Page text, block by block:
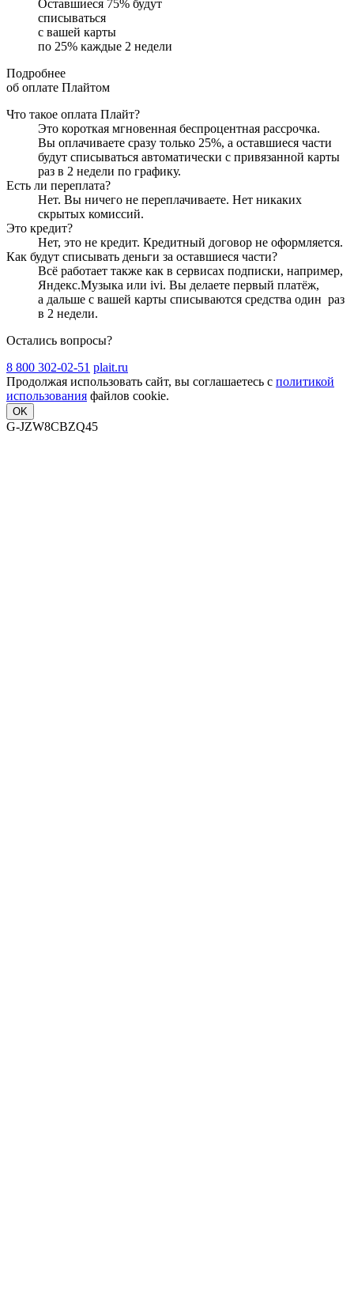
Оставшиеся 75% будут
списываться
с вашей карты
по 25% каждые 2 недели
Подробнее
об оплате Плайтом
Что такое оплата Плайт?
Это короткая мгновенная беспроцентная рассрочка.
Вы оплачиваете сразу только 25%, а оставшиеся части
будут списываться автоматически с привязанной карты
раз в 2 недели по графику.
Есть ли переплата?
Нет. Вы ничего не переплачиваете. Нет никаких
скрытых комиссий.
Это кредит?
Нет, это не кредит. Кредитный договор не оформляется.
Как будут списывать деньги за оставшиеся части?
Всё работает также как в сервисах подписки, например,
Яндекс.Музыка или ivi. Вы делаете первый платёж,
а дальше с вашей карты списываются средства один раз
в 2 недели.
Остались вопросы?
8 800 302-02-51 plait.ru
Продолжая использовать сайт, вы соглашаетесь с политикой
использования файлов cookie.
OK
G-JZW8CBZQ45